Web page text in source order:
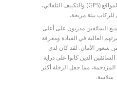
في ذلك أنظمة تحديد المواقع (GPS) والتكييف التلقائي،
بيئة مريحة.
السائقين مدربون على أعلى
العالية في القيادة ومعرفة
شعور الأمان. لقد كان لدي
الذين كانوا على دراية
مما جعل الرحلة أكثر
سلاسة.